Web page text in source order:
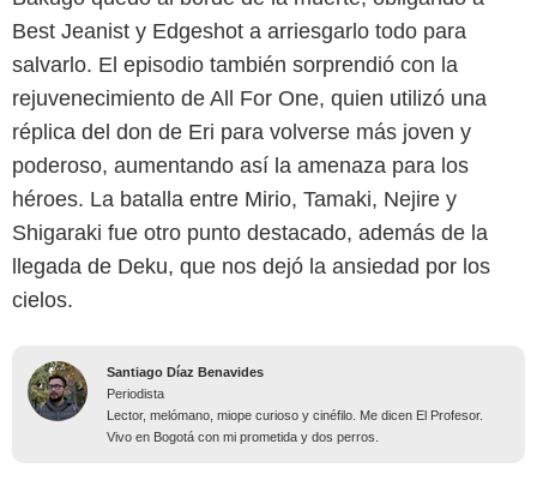
Best Jeanist y Edgeshot a arriesgarlo todo para
salvarlo. El episodio también sorprendió con la
rejuvenecimiento de All For One, quien utilizó una
réplica del don de Eri para volverse más joven y
poderoso, aumentando así la amenaza para los
héroes. La batalla entre Mirio, Tamaki, Nejire y
Shigaraki fue otro punto destacado, además de la
llegada de Deku, que nos dejó la ansiedad por los
cielos.
Santiago Díaz Benavides
Periodista
Lector, melómano, miope curioso y cinéfilo. Me dicen El Profesor.
Vivo en Bogotá con mi prometida y dos perros.